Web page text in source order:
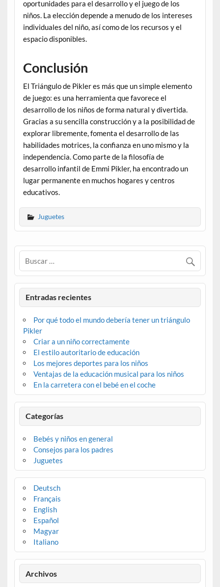
oportunidades para el desarrollo y el juego de los
niños. La elección depende a menudo de los intereses
individuales del niño, así como de los recursos y el
espacio disponibles.
Conclusión
El Triángulo de Pikler es más que un simple elemento
de juego: es una herramienta que favorece el
desarrollo de los niños de forma natural y divertida.
Gracias a su sencilla construcción y a la posibilidad de
explorar libremente, fomenta el desarrollo de las
habilidades motrices, la confianza en uno mismo y la
independencia. Como parte de la filosofía de
desarrollo infantil de Emmi Pikler, ha encontrado un
lugar permanente en muchos hogares y centros
educativos.
Juguetes
Entradas recientes
Por qué todo el mundo debería tener un triángulo
Pikler
Criar a un niño correctamente
El estilo autoritario de educación
Los mejores deportes para los niños
Ventajas de la educación musical para los niños
En la carretera con el bebé en el coche
Categorías
Bebés y niños en general
Consejos para los padres
Juguetes
Deutsch
Français
English
Español
Magyar
Italiano
Archivos